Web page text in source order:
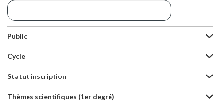
Public
Cycle
Statut inscription
Thèmes scientifiques (1er degré)